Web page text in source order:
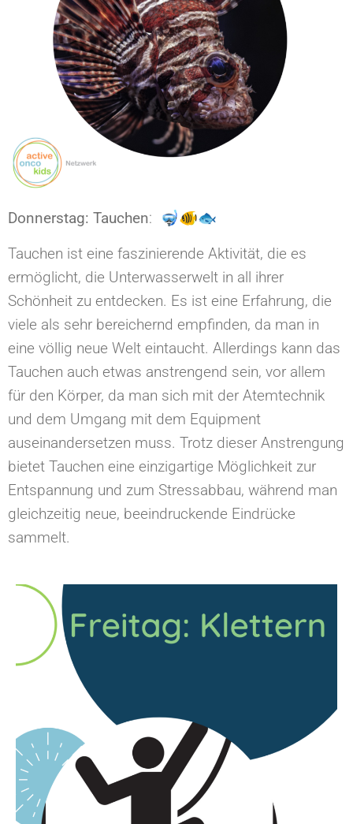
Donnerstag: Tauchen: 🤿🐠🐟
Tauchen ist eine faszinierende Aktivität, die es
ermöglicht, die Unterwasserwelt in all ihrer
Schönheit zu entdecken. Es ist eine Erfahrung, die
viele als sehr bereichernd empfinden, da man in
eine völlig neue Welt eintaucht. Allerdings kann das
Tauchen auch etwas anstrengend sein, vor allem
für den Körper, da man sich mit der Atemtechnik
und dem Umgang mit dem Equipment
auseinandersetzen muss. Trotz dieser Anstrengung
bietet Tauchen eine einzigartige Möglichkeit zur
Entspannung und zum Stressabbau, während man
gleichzeitig neue, beeindruckende Eindrücke
sammelt.